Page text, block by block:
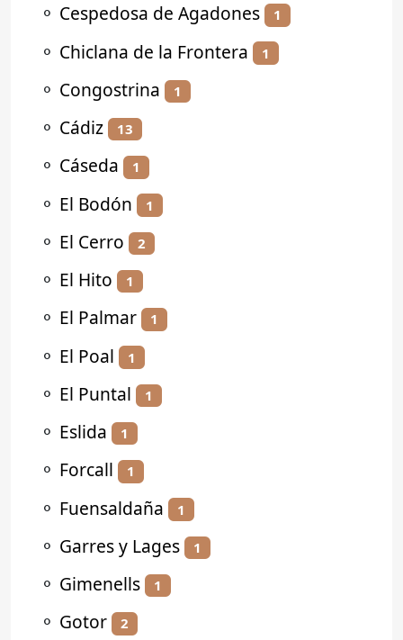
⚬ Cespedosa de Agadones 1
⚬ Chiclana de la Frontera 1
⚬ Congostrina 1
⚬ Cádiz 13
⚬ Cáseda 1
⚬ El Bodón 1
⚬ El Cerro 2
⚬ El Hito 1
⚬ El Palmar 1
⚬ El Poal 1
⚬ El Puntal 1
⚬ Eslida 1
⚬ Forcall 1
⚬ Fuensaldaña 1
⚬ Garres y Lages 1
⚬ Gimenells 1
⚬ Gotor 2